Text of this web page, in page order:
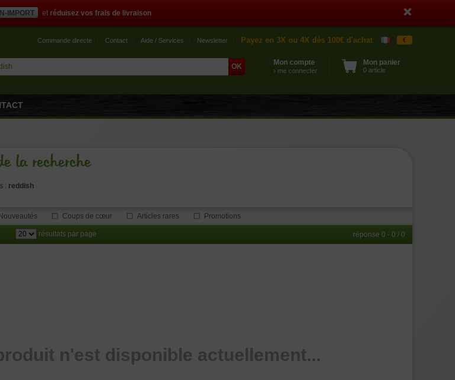
IMPORT et réduisez vos frais de livraison
Commande directe Contact Aide / Services Newsletter Payez en 3X ou 4X dès 100€ d'achat €
Mon compte
› me connecter
Mon panier
0 article
la recherche
: reddish
Nouveautés Coups de cœur Articles rares Promotions
résultats par page réponse 0 - 0 / 0
n'est disponible actuellement...